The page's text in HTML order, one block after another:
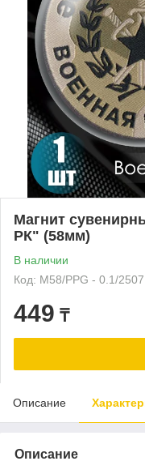
Магнит
РК" (58мм)
В наличии
Код: M58/PPG - 0.1/2507
449 ₸
Описание
Описание